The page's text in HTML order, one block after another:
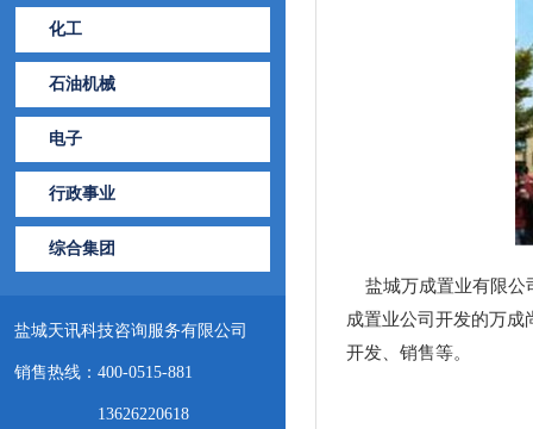
化工
石油机械
电子
行政事业
综合集团
盐城天讯科技咨询服务有限公司
销售热线：400-0515-881
13626220618
盐城万成置业有限公
成置业公司开发的万
开发、销售等。